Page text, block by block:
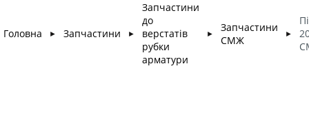
Головна ► Запчастини ►
Запчастини
до
верстатів
рубки
арматури
►
Запчастини
СМЖ
►